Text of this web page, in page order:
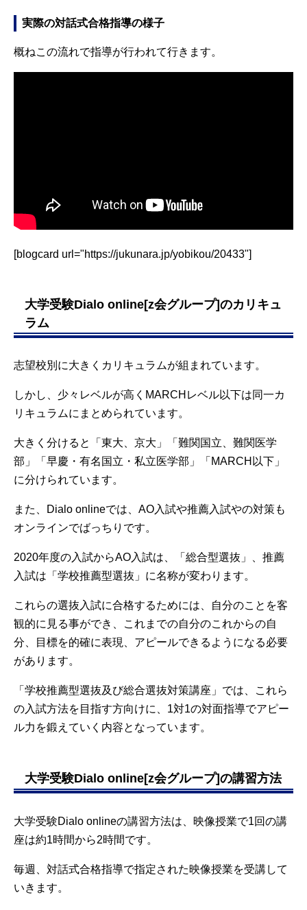
実際の対話式合格指導の様子
概ねこの流れで指導が行われて行きます。
[blogcard url="https://jukunara.jp/yobikou/20433"]
大学受験Dialo online[z会グループ]のカリキュ
ラム
志望校別に大きくカリキュラムが組まれています。
しかし、少々レベルが高くMARCHレベル以下は同一カ
リキュラムにまとめられています。
大きく分けると「東大、京大」「難関国立、難関医学
部」「早慶・有名国立・私立医学部」「MARCH以下」
に分けられています。
また、Dialo onlineでは、AO入試や推薦入試やの対策も
オンラインでばっちりです。
2020年度の入試からAO入試は、「総合型選抜」、推薦
入試は「学校推薦型選抜」に名称が変わります。
これらの選抜入試に合格するためには、自分のことを客
観的に見る事ができ、これまでの自分のこれからの自
分、目標を的確に表現、アピールできるようになる必要
があります。
「学校推薦型選抜及び総合選抜対策講座」では、これら
の入試方法を目指す方向けに、1対1の対面指導でアピー
ル力を鍛えていく内容となっています。
大学受験Dialo online[z会グループ]の講習方法
大学受験Dialo onlineの講習方法は、映像授業で1回の講
座は約1時間から2時間です。
毎週、対話式合格指導で指定された映像授業を受講して
いきます。